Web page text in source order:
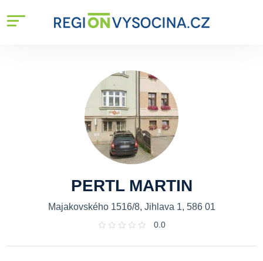
PERTL MARTIN
Majakovského 1516/8, Jihlava 1, 586 01
0.0